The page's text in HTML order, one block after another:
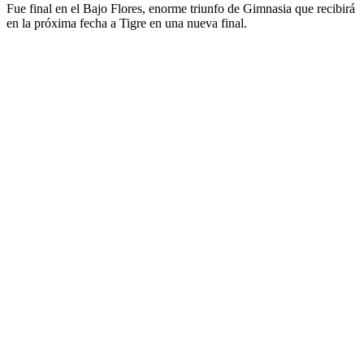
Fue final en el Bajo Flores, enorme triunfo de Gimnasia que recibirá
en la próxima fecha a Tigre en una nueva final.